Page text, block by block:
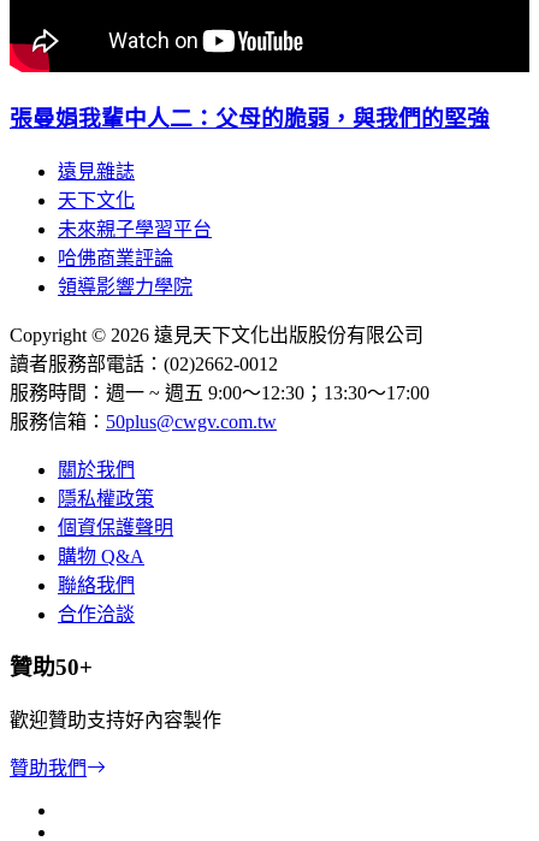
張曼娟我輩中人二：父母的脆弱，與我們的堅強
遠見雜誌
天下文化
未來親子學習平台
哈佛商業評論
領導影響力學院
Copyright © 2026 遠見天下文化出版股份有限公司
讀者服務部電話：(02)2662-0012
服務時間：週一 ~ 週五 9:00～12:30；13:30～17:00
服務信箱： 50plus@cwgv.com.tw
關於我們
隱私權政策
個資保護聲明
購物 Q&A
聯絡我們
合作洽談
贊助50+
歡迎贊助支持好內容製作
贊助我們